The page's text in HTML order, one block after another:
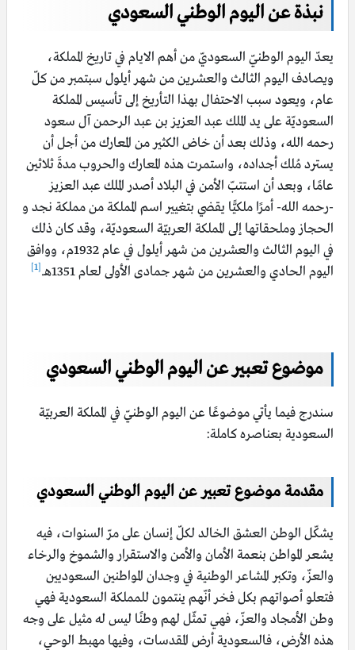
نبذة عن اليوم الوطني السعودي
يعدّ اليوم الوطنيّ السعوديّ من أهم الايام في تاريخ المملكة،
ويصادف اليوم الثالث والعشرين من شهر أيلول سبتمبر من كلّ
عام، ويعود سبب الاحتفال بهذا التأريخ إلى تأسيس المملكة
السعوديّة على يد الملك عبد العزيز بن عبد الرحمن آل سعود
رحمه الله، وذلك بعد أن خاض الكثير من المعارك من أجل أن
يسترد مُلك أجداده، واستمرت هذه المعارك والحروب مدةَ ثلاثين
عامًا، وبعد أن استتبّ الأمن في البلاد أصدر الملك عبد العزيز
-رحمه الله- أمرًا ملكيًّا يقضي بتغيير اسم المملكة من مملكة نجد و
الحجاز وملحقاتها إلى المملكة العربيّة السعوديّة، وقد كان ذلك
في اليوم الثالث والعشرين من شهر أيلول في عام 1932م، ووافق
اليوم الحادي والعشرين من شهر جمادى الأولى لعام 1351هـ.
[1]
موضوع تعبير عن اليوم الوطني السعودي
سندرج فيما يأتي موضوعًا عن اليوم الوطنيّ في المملكة العربيّة
السعودية بعناصره كاملة:
مقدمة موضوع تعبير عن اليوم الوطني السعودي
يشكّل الوطن العشق الخالد لكلّ إنسان على مرّ السنوات، فيه
يشعر المواطن بنعمة الأمان والأمن والاستقرار والشموخ والرخاء
والعزّ، وتكبر المشاعر الوطنية في وجدان المواطنين السعوديين
فتعلو أصواتهم بكل فخر أنّهم ينتمون للمملكة السعودية فهي
وطن الأمجاد والعزّ، فهي تمثّل لهم وطنًا ليس له مثيل على وجه
هذه الأرض، فالسعودية أرض المقدسات، وفيها مهبط الوحي،